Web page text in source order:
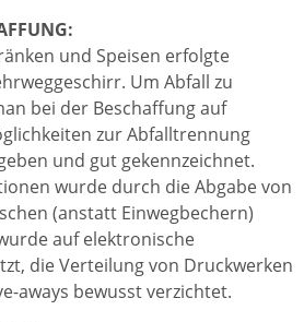
und Speisen erfolgte
Um Abfall zu
bei der Beschaffung auf
zur Abfalltrennung
und gut gekennzeichnet.
wurde durch die Abgabe von
(anstatt Einwegbechern)
auf elektronische
die Verteilung von Druckwerken
aways bewusst verzichtet.